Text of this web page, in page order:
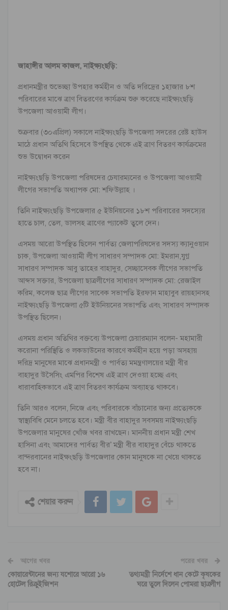
জাহাঙ্গীর আলম কাজল, নাইক্ষ্যংছড়ি:
প্রধানমন্ত্রীর শুভেচ্ছা উপহার কর্মহীন ও অতি দরিদ্রের ১হাজার ৮শ
পরিবারের মাঝে ত্রাণ বিতরণের কার্যক্রম শুরু করেছে নাইক্ষ্যংছড়ি
উপজেলা আওয়ামী লীগ।
শুক্রবার (৩০এপ্রিল) সকালে নাইক্ষ্যংছড়ি উপজেলা সদরের রেষ্ট হাউস
মাঠে প্রধান অতিথি হিসেবে উপস্থিত থেকে এই ত্রাণ বিতরণ কার্যক্রমের
শুভ উদ্বোধন করেন
নাইক্ষ্যংছড়ি উপজেলা পরিষদের চেযারম্যনের ও উপজেলা আওয়ামী
লীগের সভাপতি অধ্যাপক মো: শফিউল্লাহ ।
তিনি নাইক্ষ্যংছড়ি উপজেলার ৫ ইউনিয়নের ১৮শ পরিবারের সদস্যের
হাতে চাল, তেল, ডালসহ ত্রাণের প্যাকেট তুলে দেন।
এসময় আরো উপস্থিত ছিলেন পার্বত্য জেলাপরিষদের সদস্য ক্যানুওয়ান
চাক, উপজেলা আওয়ামী লীগ সাধারণ সম্পাদক মো: ইমরান,যুগ্ন
সাধারণ সম্পাদক আবু তাহের বাহাদুর, সেচ্ছাসেবক লীগের সভাপতি
আব্দস সক্তার, উপজেলা ছাত্রলীগের সাধারণ সম্পাদক মো: রেজাইল
করিম, কলেজ ছাত্র লীগের সাবেক সভাপতি ইরফান মাহাবুব রায়হানসহ
নাইক্ষ্যংছড়ি উপজেলা ৫টি ইউনিয়নের সভাপতি এবং সাধারণ সম্পাদক
উপস্থিত ছিলেন।
এসময় প্রধান অতিথির বক্তব্যে উপজেলা চেয়ারম্যান বলেন- মহামারী
করোনা পরিস্থিতি ও লকডাউনের কারণে কর্মহীন হয়ে পড়া অসহায়
দরিদ্র মানুষের মাঝে প্রধানমন্ত্রী ও পার্বত্য মমন্ত্রণালয়ের মন্ত্রী বীর
বাহাদুর উসৈসিং এমপির বিশেষ এই ত্রাণ দেওয়া হচ্ছে এবং
ধারাবাহিকভাবে এই ত্রাণ বিতরণ কার্যক্রম অব্যাহত থাকবে।
তিনি আরও বলেন, নিজে এবং পরিবারকে বাঁচানোর জন্য প্রত্যেককে
স্বাস্থ্যবিধি মেনে চলতে হবে। মন্ত্রী বীর বাহাদুর সবসময় নাইক্ষ্যংছড়ি
উপজেলার মানুষের খোঁজ খবর রাখছেন। মাননীয় প্রধান মন্ত্রী শেখ
হাসিনা এবং আমাদের পার্বত্য বীর’ মন্ত্রী বীর বাহাদুর বেঁচে থাকতে
বান্দরবানের নাইক্ষংছড়ি উপজেলার কোন মানুষকে না খেয়ে থাকতে
হবে না।
শেয়ার করুন
আগের খবর
কোয়ারেন্টানের জন্য যশোরে আরো ১৬
হোটেল রিক্রুইজিশন
পরের খবর
তথ্যমন্ত্রী নির্দেশে ধান কেটে কৃষকের
ঘরে তুলে দিলেন পোমরা ছাত্রলীগ